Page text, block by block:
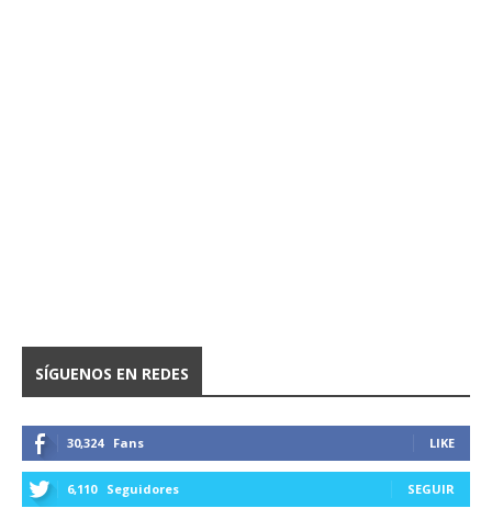
SÍGUENOS EN REDES
30,324 Fans LIKE
6,110 Seguidores SEGUIR